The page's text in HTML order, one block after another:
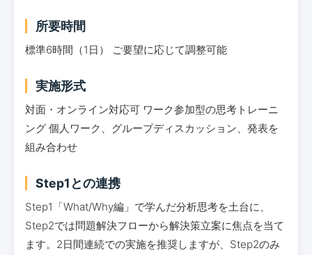
所要時間
標準6時間（1日） ご要望に応じて調整可能
実施形式
対面・オンライン対応可 ワーク参加型の思考トレーニ
ング 個人ワーク、グループディスカッション、発表を
組み合わせ
Step1との連携
Step1「What/Why編」で学んだ分析思考を土台に、
Step2では問題解決フローから解決策立案に焦点を当て
ます。2日間連続での実施を推奨しますが、Step2のみ